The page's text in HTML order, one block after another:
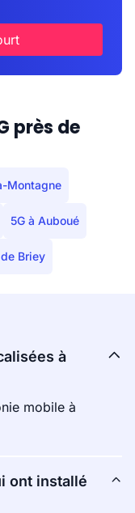
près de
Montagne
5G à Auboué
Briey
à
mobile à
ont installé